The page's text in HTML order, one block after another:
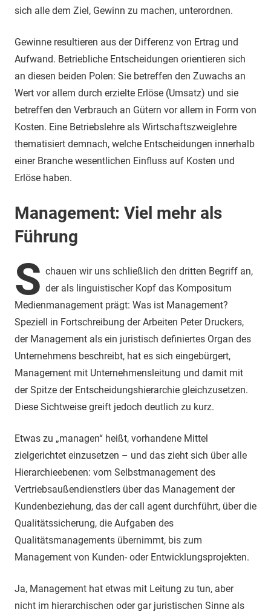
sich alle dem Ziel, Gewinn zu machen, unterordnen.
Gewinne resultieren aus der Differenz von Ertrag und
Aufwand. Betriebliche Entscheidungen orientieren sich
an diesen beiden Polen: Sie betreffen den Zuwachs an
Wert vor allem durch erzielte Erlöse (Umsatz) und sie
betreffen den Verbrauch an Gütern vor allem in Form von
Kosten. Eine Betriebslehre als Wirtschaftszweiglehre
thematisiert demnach, welche Entscheidungen innerhalb
einer Branche wesentlichen Einfluss auf Kosten und
Erlöse haben.
Management: Viel mehr als
Führung
S chauen wir uns schließlich den dritten Begriff an,
der als linguistischer Kopf das Kompositum
Medienmanagement prägt: Was ist Management?
Speziell in Fortschreibung der Arbeiten Peter Druckers,
der Management als ein juristisch definiertes Organ des
Unternehmens beschreibt, hat es sich eingebürgert,
Management mit Unternehmensleitung und damit mit
der Spitze der Entscheidungshierarchie gleichzusetzen.
Diese Sichtweise greift jedoch deutlich zu kurz.
Etwas zu „managen“ heißt, vorhandene Mittel
zielgerichtet einzusetzen – und das zieht sich über alle
Hierarchieebenen: vom Selbstmanagement des
Vertriebsaußendienstlers über das Management der
Kundenbeziehung, das der call agent durchführt, über die
Qualitätssicherung, die Aufgaben des
Qualitätsmanagements übernimmt, bis zum
Management von Kunden- oder Entwicklungsprojekten.
Ja, Management hat etwas mit Leitung zu tun, aber
nicht im hierarchischen oder gar juristischen Sinne als